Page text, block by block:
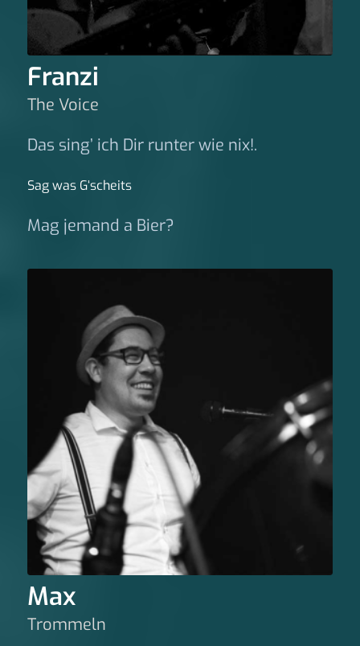
Franzi
The Voice
Das sing’ ich Dir runter wie nix!.
Sag was G‘scheits
Mag jemand a Bier?
Max
Trommeln